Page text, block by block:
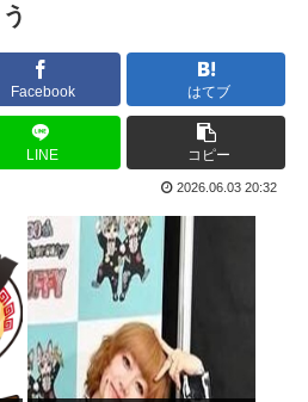
」なんかよりも「心の揺れ動く少...
に乳首を晒すも抜けない
原則堅持をはっきり言わなかった...
スーパーは台風のおかげでこうな...
左とか拘りすぎ。思想関係なく応...
「ロクのおかしな家」とかいう微...
www
爆の被害者面を辞め、原爆が落と...
抜け」
Facebook はてブ
LINE コピー
2026.06.03 20:32